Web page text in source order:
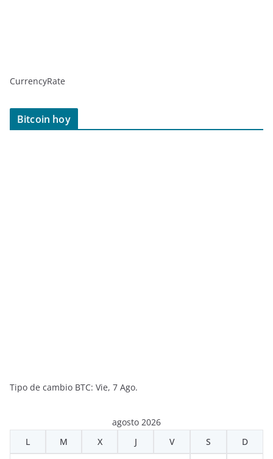
CurrencyRate
Bitcoin hoy
Tipo de cambio BTC: Vie, 7 Ago.
agosto 2026
L
M X J V S D